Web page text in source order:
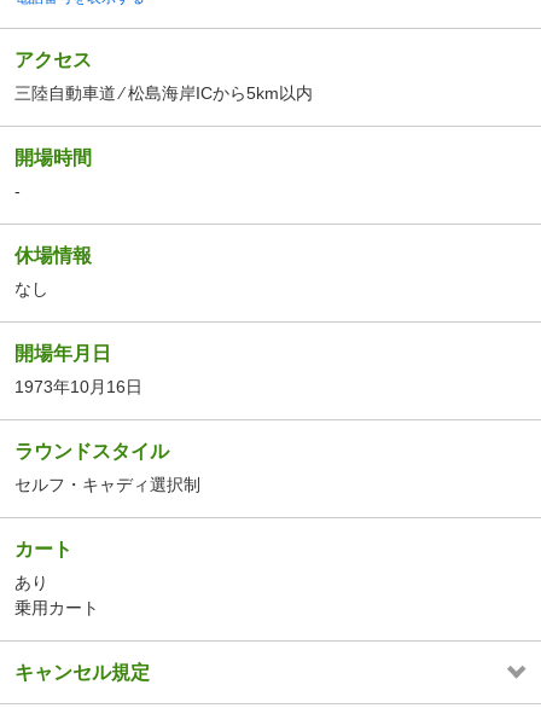
アクセス
三陸自動車道 ⁄ 松島海岸ICから5km以内
開場時間
-
休場情報
なし
開場年月日
1973年10月16日
ラウンドスタイル
セルフ・キャディ選択制
カート
あり
乗用カート
キャンセル規定